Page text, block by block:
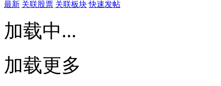
最新 关联股票 关联板块 快速发帖
加载中...
加载更多